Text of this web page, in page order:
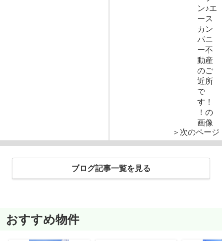
＞次のページ
ブログ記事一覧を見る
おすすめ物件